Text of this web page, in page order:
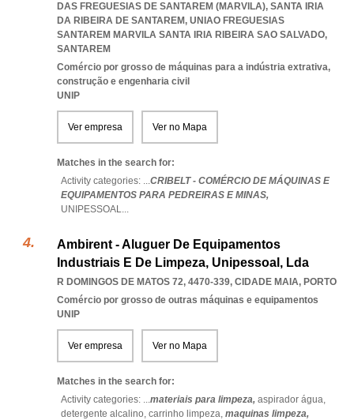
DAS FREGUESIAS DE SANTAREM (MARVILA), SANTA IRIA
DA RIBEIRA DE SANTAREM, UNIAO FREGUESIAS
SANTAREM MARVILA SANTA IRIA RIBEIRA SAO SALVADO,
SANTAREM
Comércio por grosso de máquinas para a indústria extrativa,
construção e engenharia civil
UNIP
Ver empresa Ver no Mapa
Matches in the search for:
Activity categories: ...CRIBELT - COMÉRCIO DE MÁQUINAS E
EQUIPAMENTOS PARA PEDREIRAS E MINAS,
UNIPESSOAL...
Ambirent - Aluguer De Equipamentos
Industriais E De Limpeza, Unipessoal, Lda
R DOMINGOS DE MATOS 72, 4470-339, CIDADE MAIA, PORTO
Comércio por grosso de outras máquinas e equipamentos
UNIP
Ver empresa Ver no Mapa
Matches in the search for:
Activity categories: ...materiais para limpeza, aspirador água,
detergente alcalino, carrinho limpeza, maquinas limpeza,